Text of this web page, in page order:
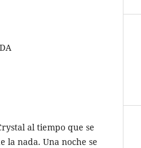
al tiempo que se
la nada. Una noche se